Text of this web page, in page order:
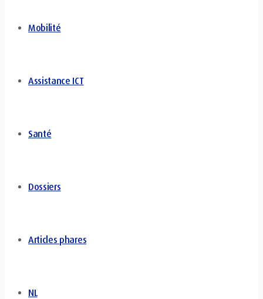
Mobilité
Assistance ICT
Santé
Dossiers
Articles phares
NL